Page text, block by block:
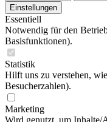
Einstellungen
Essentiell
Notwendig für den
Basisfunktionen).
Statistik
Hilft uns zu verstehen,
Besucherzahlen).
Marketing
Wird genutzt, um Inhalte/